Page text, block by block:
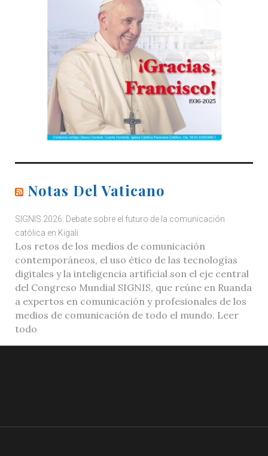
Notas Del Vaticano
SIGNIS 2026: Debate sobre el futuro de la comunicación
católica en Kigali
Los retos de los medios de comunicación
contemporáneos, el uso ético de las tecnologías
digitales y la inteligencia artificial son el eje central
del Congreso Mundial SIGNIS, que reúne en Ruanda
a expertos en comunicación y profesionales de los
medios de comunicación de todo el mundo. Leer
todo